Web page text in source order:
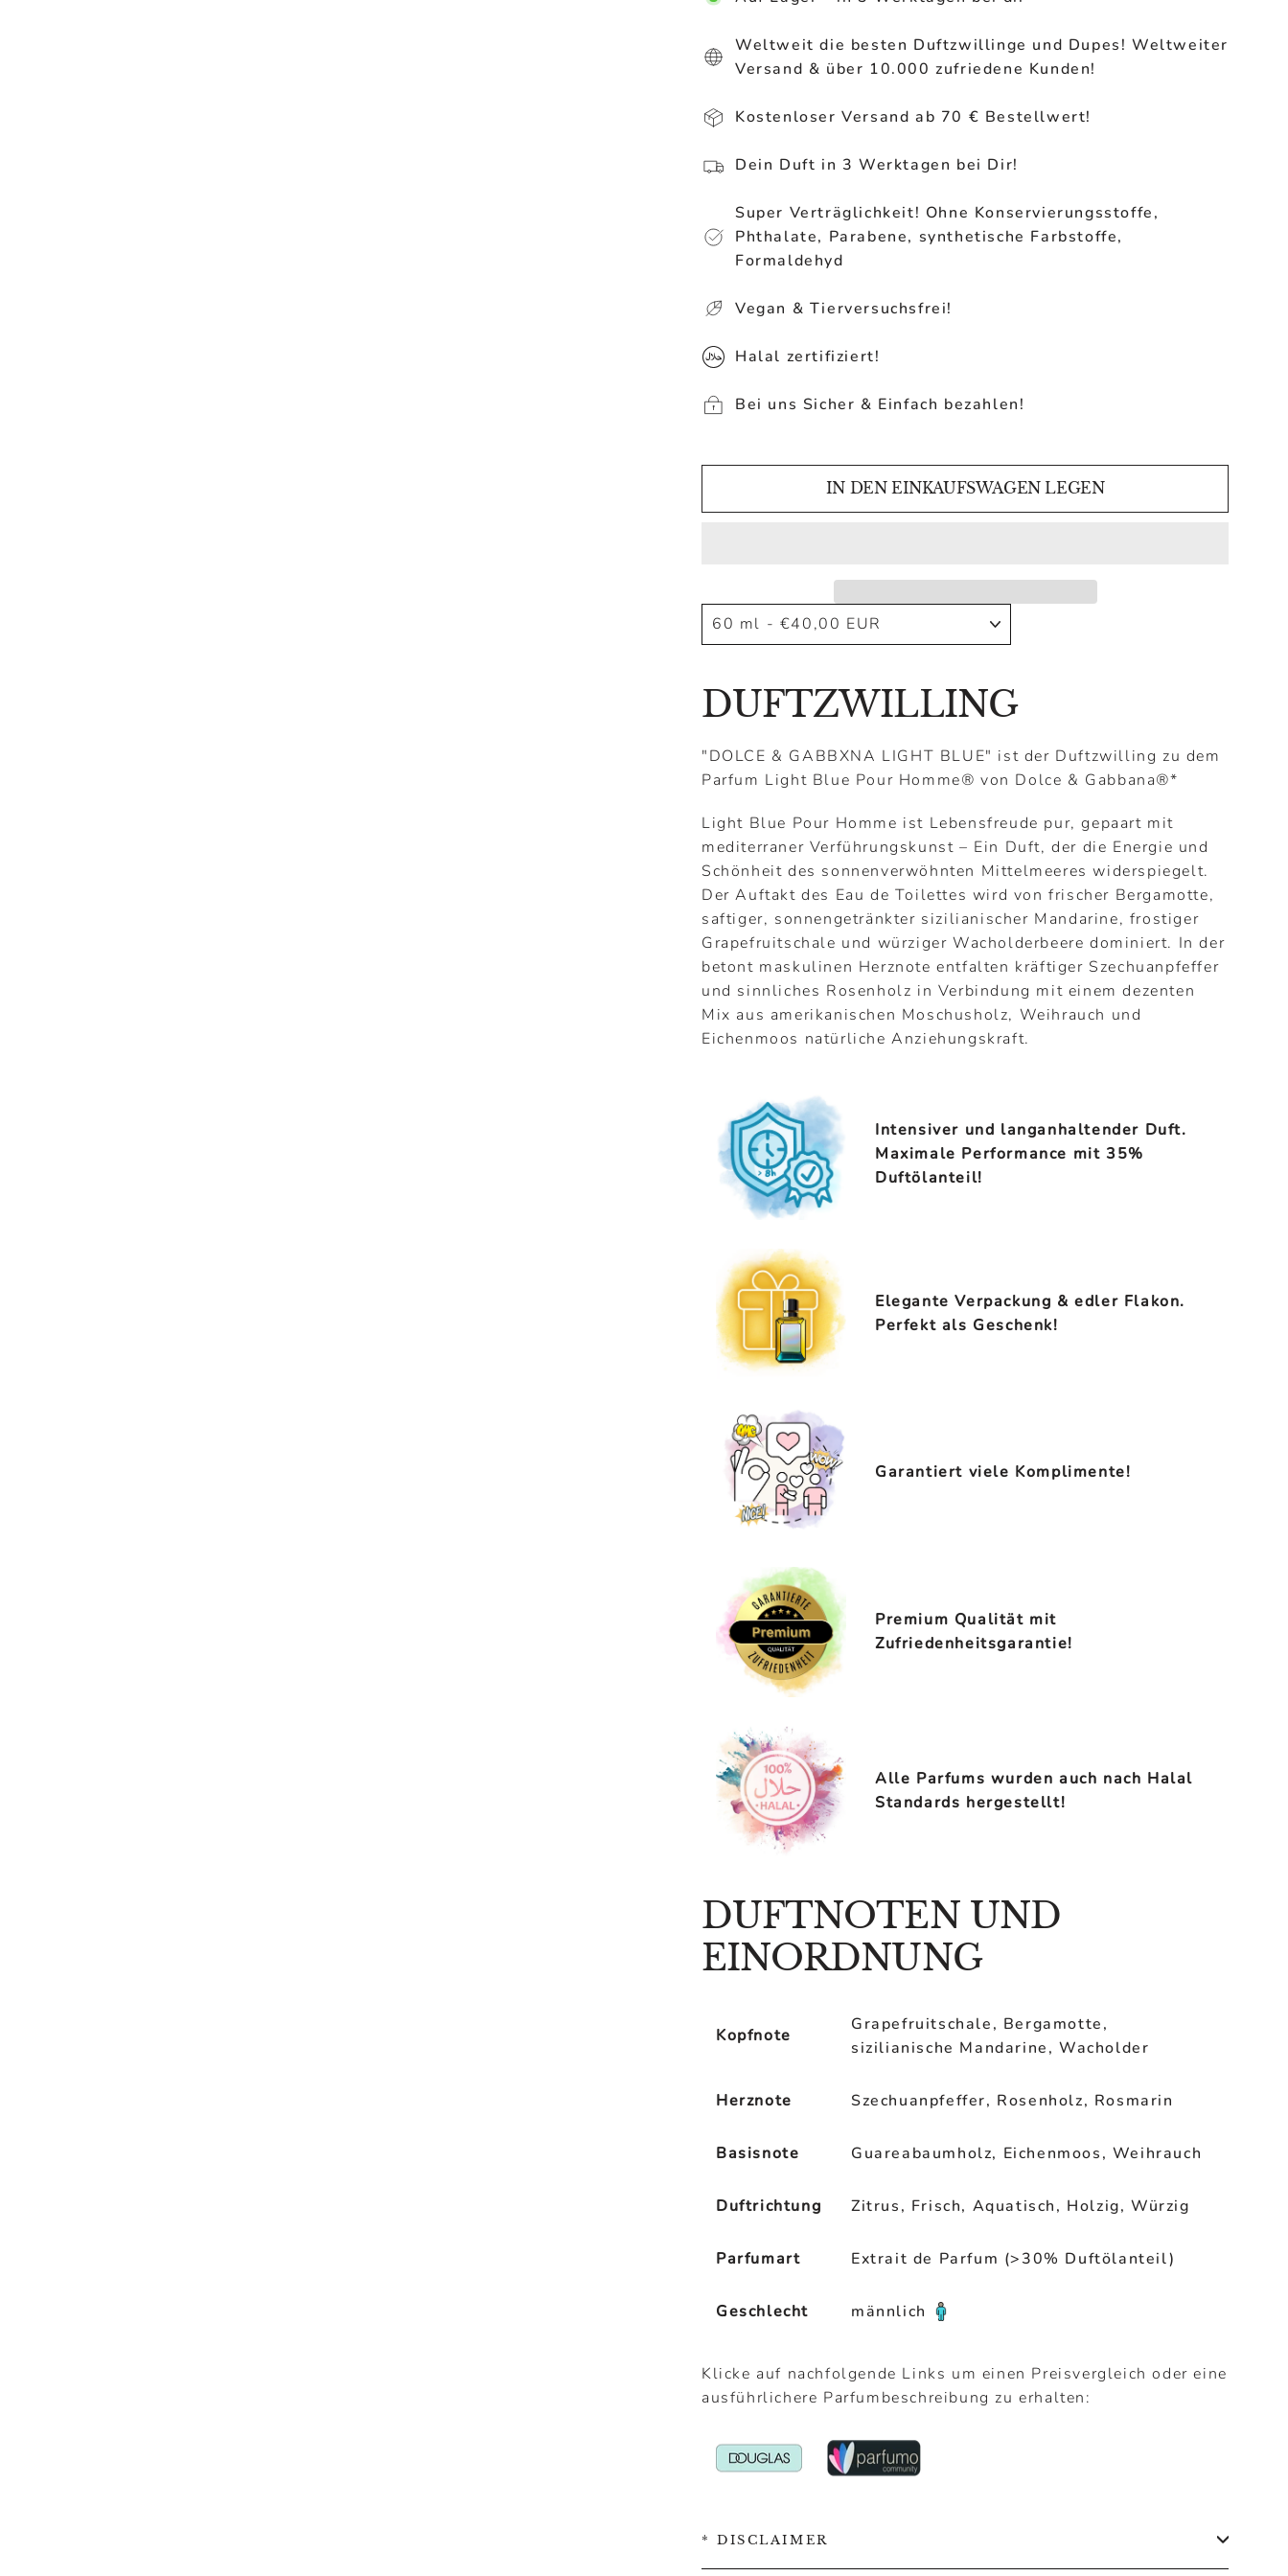
Weltweit die besten Duftzwillinge und Dupes! Weltweiter
Versand & über 10.000 zufriedene Kunden!
Kostenloser Versand ab 70 € Bestellwert!
Dein Duft in 3 Werktagen bei Dir!
Super Verträglichkeit! Ohne Konservierungsstoffe,
Phthalate, Parabene, synthetische Farbstoffe,
Formaldehyd
Vegan & Tierversuchsfrei!
Halal zertifiziert!
Bei uns Sicher & Einfach bezahlen!
IN DEN EINKAUFSWAGEN LEGEN
DUFTZWILLING
"DOLCE & GABBXNA LIGHT BLUE" ist der Duftzwilling zu dem
Parfum Light Blue Pour Homme®von Dolce & Gabbana®*
Light Blue Pour Homme ist Lebensfreude pur, gepaart mit
mediterraner Verführungskunst – Ein Duft, der die Energie und
Schönheit des sonnenverwöhnten Mittelmeeres widerspiegelt.
Der Auftakt des Eau de Toilettes wird von frischer Bergamotte,
saftiger, sonnengetränkter sizilianischer Mandarine, frostiger
Grapefruitschale und würziger Wacholderbeere dominiert. In der
betont maskulinen Herznote entfalten kräftiger Szechuanpfeffer
und sinnliches Rosenholz in Verbindung mit einem dezenten
Mix aus amerikanischen Moschusholz, Weihrauch und
Eichenmoos natürliche Anziehungskraft.
Intensiver und langanhaltender Duft.
Maximale Performance mit 35%
Duftölanteil!
Elegante Verpackung & edler Flakon.
Perfekt als Geschenk!
Garantiert viele Komplimente!
Premium Qualität mit
Zufriedenheitsgarantie!
Alle Parfums wurden auch nach Halal
Standards hergestellt!
DUFTNOTEN UND
EINORDNUNG
Kopfnote
Grapefruitschale, Bergamotte,
sizilianische Mandarine, Wacholder
Herznote Szechuanpfeffer, Rosenholz, Rosmarin
Basisnote Guareabaumholz, Eichenmoos, Weihrauch
Duftrichtung Zitrus, Frisch, Aquatisch, Holzig, Würzig
Parfumart Extrait de Parfum (>30% Duftölanteil)
Geschlecht männlich
Klicke auf nachfolgende Links um einen Preisvergleich oder eine
ausführlichere Parfumbeschreibung zu erhalten:
* DISCLAIMER